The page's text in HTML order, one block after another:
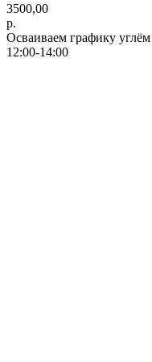
3500,00
р.
Осваиваем графику углём
12:00-14:00